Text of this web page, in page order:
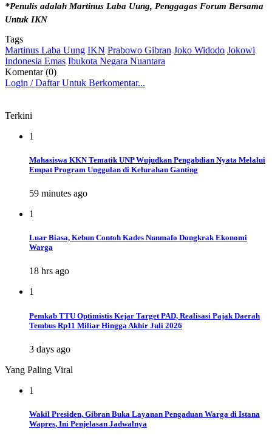
*Penulis adalah Martinus Laba Uung, Penggagas Forum Bersama
Untuk IKN
Tags
Martinus Laba Uung IKN Prabowo Gibran Joko Widodo Jokowi
Indonesia Emas Ibukota Negara Nuantara
Komentar (0)
Login / Daftar Untuk Berkomentar...
Terkini
1
Mahasiswa KKN Tematik UNP Wujudkan Pengabdian Nyata Melalui
Empat Program Unggulan di Kelurahan Ganting
59 minutes ago
1
Luar Biasa, Kebun Contoh Kades Nunmafo Dongkrak Ekonomi
Warga
18 hrs ago
1
Pemkab TTU Optimistis Kejar Target PAD, Realisasi Pajak Daerah
Tembus Rp11 Miliar Hingga Akhir Juli 2026
3 days ago
Yang Paling Viral
1
Wakil Presiden, Gibran Buka Layanan Pengaduan Warga di Istana
Wapres, Ini Penjelasan Jadwalnya